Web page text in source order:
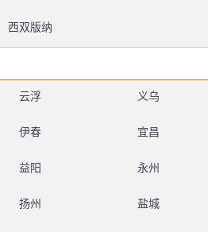
西双版纳
云浮 义乌
伊春 宜昌
益阳 永州
扬州 盐城